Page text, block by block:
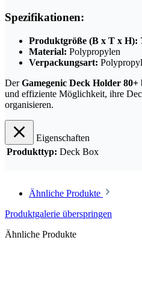
Spezifikationen:
Produktgröße (B x T x H):
Material: Polypropylen
Verpackungsart:
DerGamegenic Deck Holder 80+
und effiziente Möglichkeit, ihre
organisieren.
Eigenschaften
Produkttyp: Deck Box
Ähnliche Produkte
Produktgalerie überspringen
Ähnliche Produkte